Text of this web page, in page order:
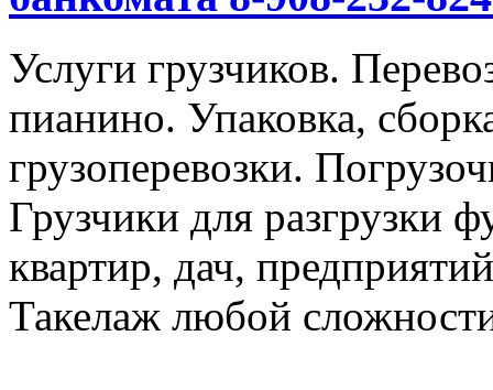
Услуги грузчиков.
пианино. Упаковка,
грузоперевозки.
Грузчики для разгрузки
квартир, дач,
Такелаж любой